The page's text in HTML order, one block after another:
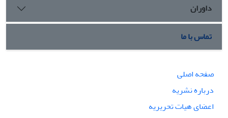
داوران
تماس با ما
صفحه اصلی
درباره نشریه
اعضای هیات تحریریه